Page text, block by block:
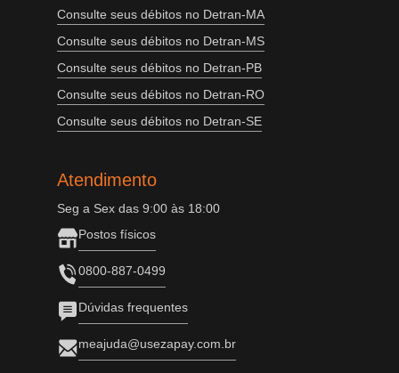
Consulte seus débitos no Detran-MA
Consulte seus débitos no Detran-MS
Consulte seus débitos no Detran-PB
Consulte seus débitos no Detran-RO
Consulte seus débitos no Detran-SE
Atendimento
Seg a Sex das 9:00 às 18:00
Postos físicos
0800-887-0499
Dúvidas frequentes
meajuda@usezapay.com.br